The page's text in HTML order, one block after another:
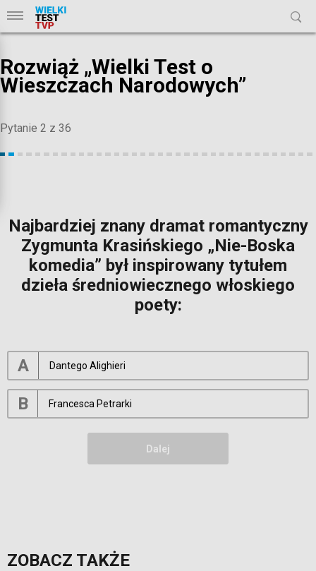
Rozwiąż „Wielki Test o
Wieszczach Narodowych”
pytanie 2 z 36
Najbardziej znany dramat romantyczny
Zygmunta Krasińskiego „Nie-Boska
komedia” był inspirowany tytułem
dzieła średniowiecznego włoskiego
poety:
A Dantego Alighieri
B Francesca Petrarki
Dalej
ZOBACZ TAKŻE